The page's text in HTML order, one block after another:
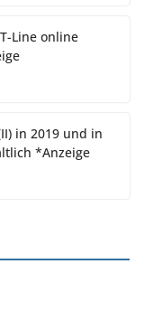
Line online
in 2019 und in
*Anzeige